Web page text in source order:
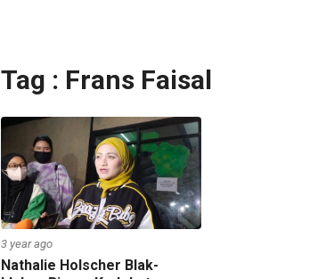
Tag : Frans Faisal
3 year ago
Nathalie Holscher Blak-